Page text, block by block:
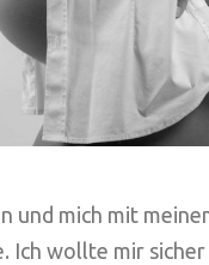
und mich mit
Ich wollte mir sicher